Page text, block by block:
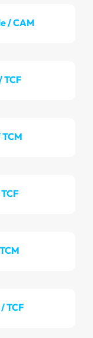
/ CAM
TCF
TCF